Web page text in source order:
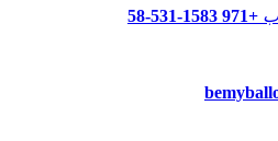
+971 58-531-1583